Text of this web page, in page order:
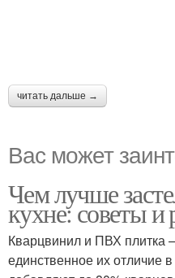
читать дальше →
Вас может
Чем лучше
кухне: советы и
Кварцвинил и ПВХ
единственное их отличие